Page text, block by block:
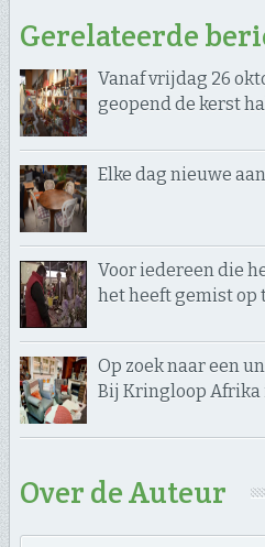
Gerelateerde
Vanaf vrijdag 26
geopend de kerst
Elke dag nieuwe
Voor iedereen die
het heeft gemist op
Op zoek naar een
Bij Kringloop
Over de Auteur